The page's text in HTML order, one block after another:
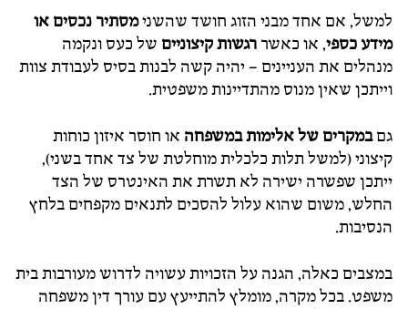
למשל, אם אחד מבני הזוג חושד שהשנימסתיר נכסים או
מידע כספי, או כאשררגשות קיצוניים של כעס ונקמה
מנהלים את העניינים – יהיה קשה לבנות בסיס לעבודת צוות
וייתכן שאין מנוס מהתדיינות משפטית.
גםבמקרים של אלימות במשפחה או חוסר איזון כוחות
קיצוני (למשל תלות כלכלית מוחלטת של צד אחד בשני),
ייתכן שפשרה ישירה לא תשרת את האינטרס של הצד
החלש, משום שהוא עלול להסכים לתנאים מקפחים בלחץ
הנסיבות.
במצבים כאלה, הגנה על הזכויות עשויה לדרוש מעורבות בית
משפט. בכל מקרה, מומלץ להתייעץ עם עורך דין משפחה